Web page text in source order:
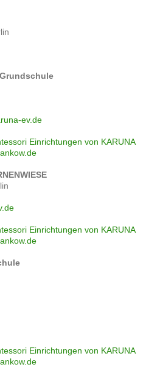
ev.de
Einrichtungen von KARUNA
Einrichtungen von KARUNA
Einrichtungen von KARUNA